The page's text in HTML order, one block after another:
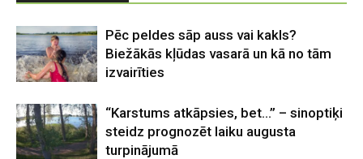
Pēc peldes sāp auss vai kakls?
Biežākās kļūdas vasarā un kā no tām
izvairīties
“Karstums atkāpsies, bet…” – sinoptiķi
steidz prognozēt laiku augusta
turpinājumā